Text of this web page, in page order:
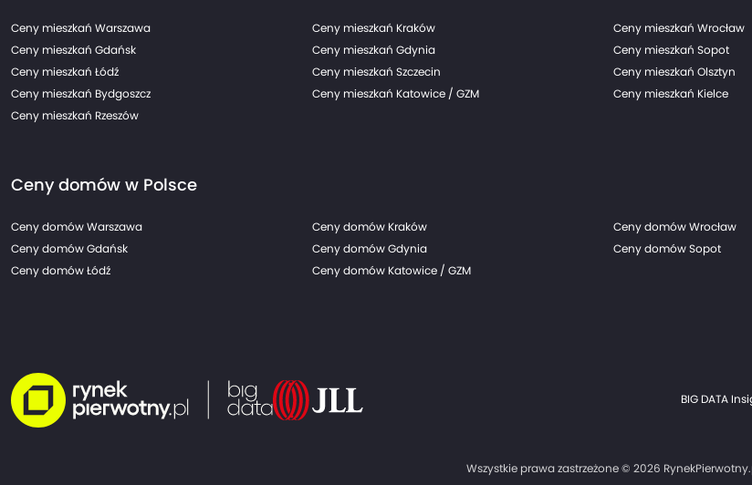
Ceny mieszkań Warszawa Ceny mieszkań Kraków Ceny mieszkań Wrocław
Ceny mieszkań Gdańsk
Ceny mieszkań Gdynia Ceny mieszkań Sopot
Ceny mieszkań Łódź
Ceny mieszkań Szczecin Ceny mieszkań Olsztyn
Ceny mieszkań Bydgoszcz
Ceny mieszkań Katowice / GZM Ceny mieszkań Kielce
Ceny mieszkań Rzeszów
Ceny domów w Polsce
Ceny domów Warszawa Ceny domów Kraków Ceny domów Wrocław
Ceny domów Gdańsk
Ceny domów Gdynia Ceny domów Sopot
Ceny domów Łódź
Ceny domów Katowice / GZM
BIG DATA
Wszystkie prawa zastrzeżone © 2026